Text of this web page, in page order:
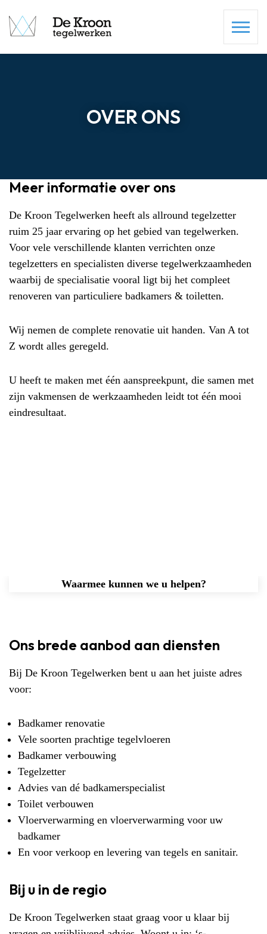
OVER ONS
Meer informatie over ons
De Kroon Tegelwerken heeft als allround tegelzetter
ruim 25 jaar ervaring op het gebied van tegelwerken.
Voor vele verschillende klanten verrichten onze
tegelzetters en specialisten diverse tegelwerkzaamheden
waarbij de specialisatie vooral ligt bij het compleet
renoveren van particuliere badkamers & toiletten.
Wij nemen de complete renovatie uit handen. Van A tot
Z wordt alles geregeld.
U heeft te maken met één aanspreekpunt, die samen met
zijn vakmensen de werkzaamheden leidt tot één mooi
eindresultaat.
Waarmee kunnen we u helpen?
Ons brede aanbod aan diensten
Bij De Kroon Tegelwerken bent u aan het juiste adres
voor:
Badkamer renovatie
Vele soorten prachtige tegelvloeren
Badkamer verbouwing
Tegelzetter
Advies van dé badkamerspecialist
Toilet verbouwen
Vloerverwarming en vloerverwarming voor uw
badkamer
En voor verkoop en levering van tegels en sanitair.
Bij u in de regio
De Kroon Tegelwerken staat graag voor u klaar bij